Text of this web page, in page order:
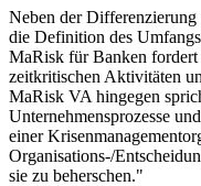
Neben der
die Definition des
MaRisk für Banken
zeitkritischen Aktivitäten
MaRisk VA hingegen
Unternehmensprozesse
einer
Organisations-/
sie zu beherschen."